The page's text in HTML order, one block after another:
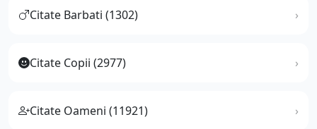
Citate Barbati (1302)
Citate Copii (2977)
Citate Oameni (11921)